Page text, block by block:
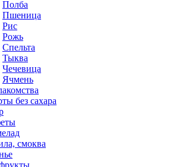
Полба
Пшеница
Рис
Рожь
Спельта
Тыква
Чечевица
Ячмень
без сахара
смоква